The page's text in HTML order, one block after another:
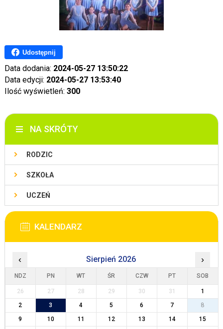
Udostępnij
Data dodania: 2024-05-27 13:50:22
Data edycji: 2024-05-27 13:53:40
Ilość wyświetleń: 300
NA SKRÓTY
RODZIC
SZKOŁA
UCZEŃ
KALENDARZ
‹ Sierpień 2026 ›
NDZ PN WT ŚR CZW PT SOB
26 27 28 29 30 31
1
2
3 4 5 6 7
8
9
10 11 12 13 14
15